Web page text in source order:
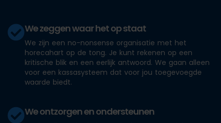
We zeggen waar het op staat
We zijn een no-nonsense organisatie met het
horecahart op de tong. Je kunt rekenen op een
kritische blik en een eerlijk antwoord. We gaan alleen
voor een kassasysteem dat voor jou toegevoegde
waarde biedt.
We ontzorgen en ondersteunen